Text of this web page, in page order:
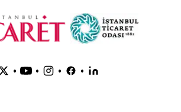
• • • •